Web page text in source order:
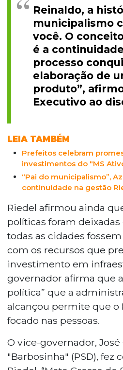
Reinaldo, a
municipalismo
você. O
é a
processo
elaboração de
produto”,
Executivo ao
LEIA TAMBÉM
Prefeitos celebram
investimentos do "MS
“Pai do municipalismo”,
continuidade na gestão
Riedel afirmou ainda
políticas foram
todas as cidades
com os recursos que
investimento em
governador afirma que
política” que a
alcançou permite que o
focado nas pessoas.
O vice-governador, José
"Barbosinha" (PSD), fez